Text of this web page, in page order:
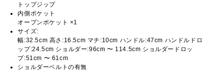
トップジップ
内側ポケット
オープンポケット ×1
サイズ:
幅:32.5cm 高さ:16.5cm マチ:10cm ハンドル:47cm ハンドルドロ
ップ:24.5cm ショルダー:96cm 〜 114.5cm ショルダードロッ
プ:51cm 〜 61cm
ショルダーベルトの有無